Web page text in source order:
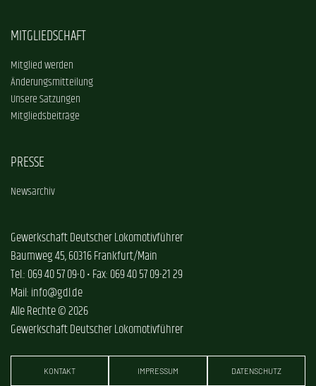
MITGLIEDSCHAFT
Mitglied werden
Änderungsmitteilung
Unsere Satzungen
Mitgliedsbeiträge
PRESSE
Newsarchiv
Gewerkschaft Deutscher Lokomotivführer
Baumweg 45, 60316 Frankfurt/Main
Tel.: 069 40 57 09-0 • Fax: 069 40 57 09-21 29
Mail: info@gdl.de
Alle Rechte © 2026
Gewerkschaft Deutscher Lokomotivführer
KONTAKT IMPRESSUM DATENSCHUTZ